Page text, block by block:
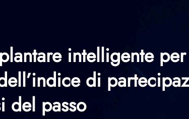
intelligente
di
del passo